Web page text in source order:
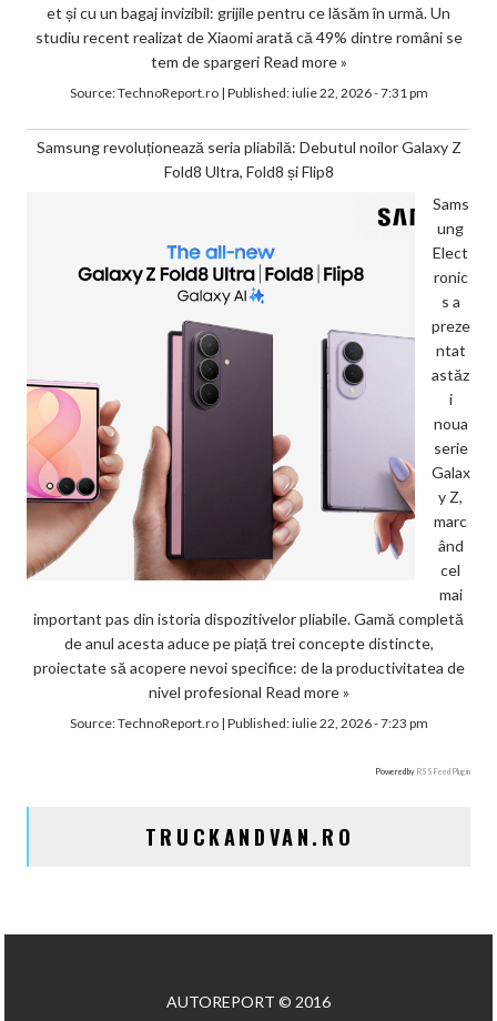
et și cu un bagaj invizibil: grijile pentru ce lăsăm în urmă. Un
studiu recent realizat de Xiaomi arată că 49% dintre români se
tem de spargeri Read more »
Source:TechnoReport.ro| Published:iulie 22, 2026 - 7:31 pm
Samsung revoluționează seria pliabilă: Debutul noilor Galaxy Z
Fold8 Ultra, Fold8 și Flip8
Sams
ung
Elect
ronic
s a
preze
ntat
astăz
i
noua
serie
Galax
y Z,
marc
ând
cel
mai
important pas din istoria dispozitivelor pliabile. Gamă completă
de anul acesta aduce pe piață trei concepte distincte,
proiectate să acopere nevoi specifice: de la productivitatea de
nivel profesional Read more »
Source:TechnoReport.ro| Published:iulie 22, 2026 - 7:23 pm
Powered by RSS Feed Plugin
TRUCKANDVAN.RO
AUTOREPORT © 2016